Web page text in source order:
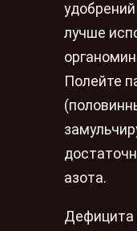
лучше
Полейте
азота.
Дефицита